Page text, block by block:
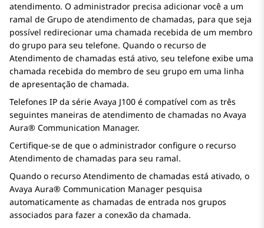
atendimento. O administrador precisa adicionar você a um
ramal de Grupo de atendimento de chamadas, para que seja
possível redirecionar uma chamada recebida de um membro
do grupo para seu telefone. Quando o recurso de
Atendimento de chamadas está ativo, seu telefone exibe uma
chamada recebida do membro de seu grupo em uma linha
de apresentação de chamada.
Telefones IP da série Avaya J100 é compatível com as três
seguintes maneiras de atendimento de chamadas no Avaya
Aura® Communication Manager.
Certifique-se de que o administrador configure o recurso
Atendimento de chamadas para seu ramal.
Quando o recurso Atendimento de chamadas está ativado, o
Avaya Aura® Communication Manager pesquisa
automaticamente as chamadas de entrada nos grupos
associados para fazer a conexão da chamada.